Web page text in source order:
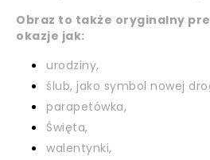
Obraz to także oryginalny
okazje jak:
urodziny,
ślub, jako symbol nowej
parapetówka,
Święta,
walentynki,